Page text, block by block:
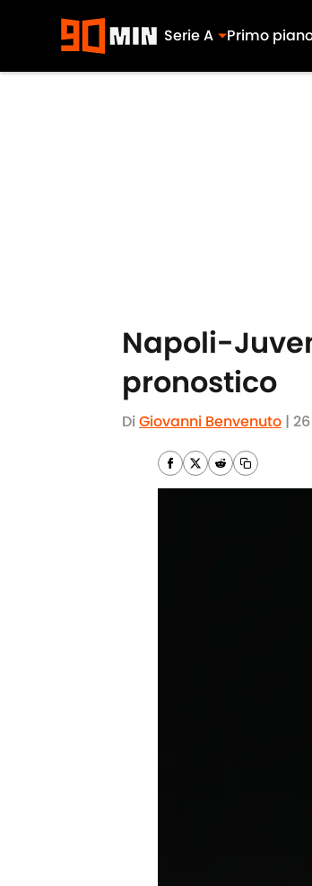
Serie A Primo
Napoli-
pronostico
Di Giovanni Benvenuto |